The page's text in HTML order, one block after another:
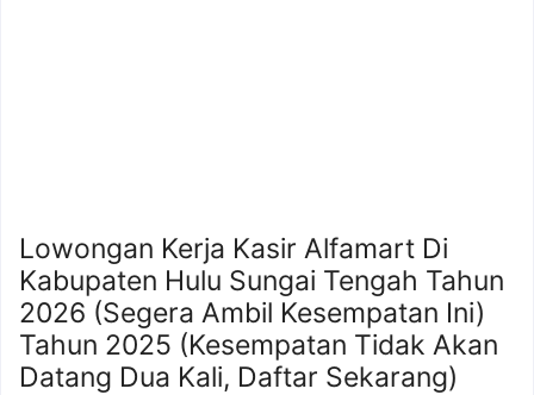
Lowongan Kerja Kasir Alfamart Di
Kabupaten Hulu Sungai Tengah Tahun
2026 (Segera Ambil Kesempatan Ini)
Tahun 2025 (Kesempatan Tidak Akan
Datang Dua Kali, Daftar Sekarang)